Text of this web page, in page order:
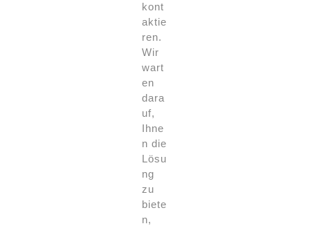
kont
aktie
ren.
Wir
wart
en
dara
uf,
Ihne
n die
Lösu
ng
zu
biete
n,